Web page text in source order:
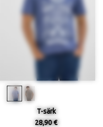
T-särk
28,90 €